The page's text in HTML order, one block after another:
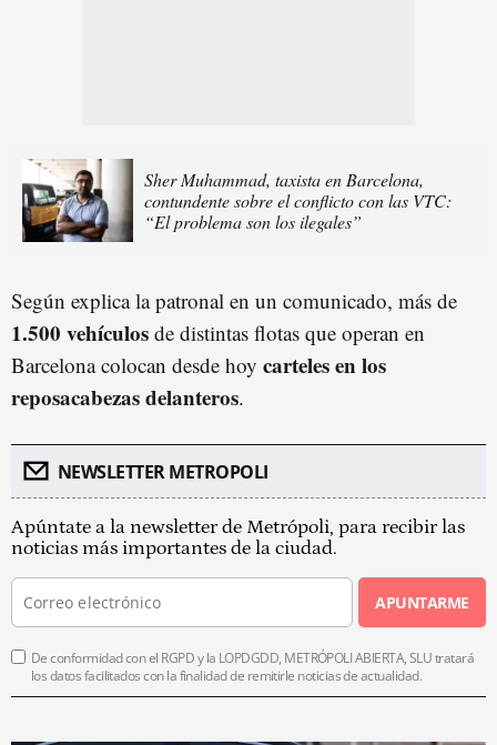
Sher Muhammad, taxista en Barcelona,
contundente sobre el conflicto con las VTC:
“El problema son los ilegales”
Según explica la patronal en un comunicado, más de
1.500 vehículos de distintas flotas que operan en
Barcelona colocan desde hoy carteles en los
reposacabezas delanteros.
NEWSLETTER METROPOLI
Apúntate a la newsletter de Metrópoli, para recibir las
noticias más importantes de la ciudad.
APUNTARME
De conformidad con el RGPD y la LOPDGDD, METRÓPOLI ABIERTA, SLU tratará
los datos facilitados con la finalidad de remitirle noticias de actualidad.